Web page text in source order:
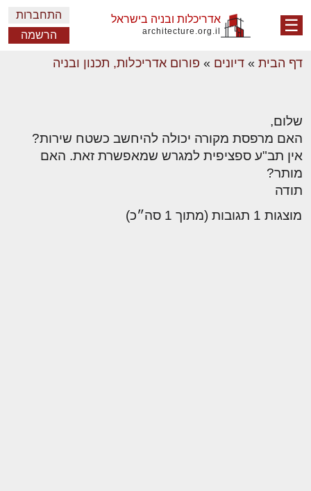
☰ אדריכלות ובניה בישראל
architecture.org.il
התחברות
הרשמה
דף הבית » דיונים » פורום אדריכלות, תכנון ובניה
שלום,
האם מרפסת מקורה יכולה להיחשב כשטח שירות?
אין תב"ע ספציפית למגרש שמאפשרת זאת. האם
מותר?
תודה
מוצגות 1 תגובות (מתוך 1 סה״כ)